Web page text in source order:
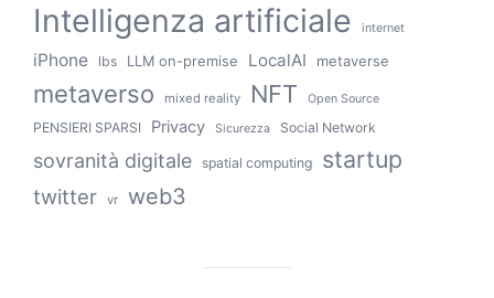
Intelligenza artificiale internet
iPhone lbs LLM on-premise LocalAI metaverse
metaverso mixed reality NFT Open Source
PENSIERI SPARSI Privacy Sicurezza Social Network
sovranità digitale spatial computing startup
twitter vr web3